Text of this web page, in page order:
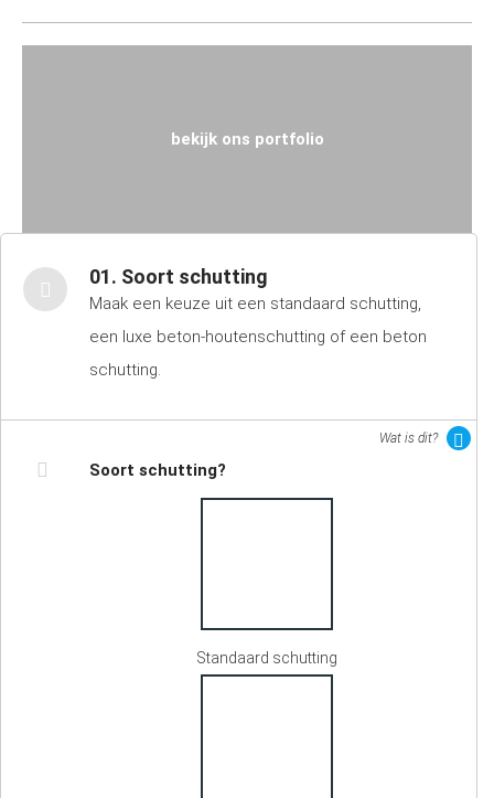
bekijk ons portfolio
01. Soort schutting
Maak een keuze uit een standaard schutting,
een luxe beton-houtenschutting of een beton
schutting.
Wat is dit?
Soort schutting?
Standaard schutting